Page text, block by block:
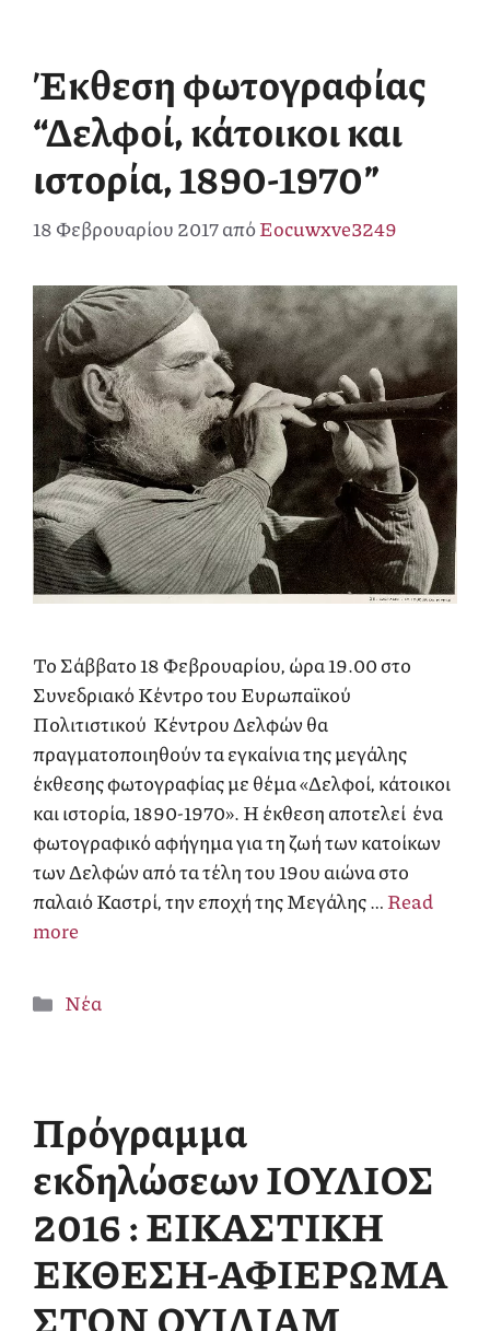
Έκθεση φωτογραφίας
“Δελφοί, κάτοικοι και
ιστορία, 1890-1970”
18 Φεβρουαρίου 2017απόEocuwxve3249
Το Σάββατο 18 Φεβρουαρίου, ώρα 19.00 στο
Συνεδριακό Κέντρο του Ευρωπαϊκού
Πολιτιστικού Κέντρου Δελφών θα
πραγματοποιηθούν τα εγκαίνια της μεγάλης
έκθεσης φωτογραφίας με θέμα «Δελφοί, κάτοικοι
και ιστορία, 1890-1970». Η έκθεση αποτελεί ένα
φωτογραφικό αφήγημα για τη ζωή των κατοίκων
των Δελφών από τα τέλη του 19ου αιώνα στο
παλαιό Καστρί, την εποχή της Μεγάλης …Read
more
Κατηγορίες
Νέα
Πρόγραμμα
εκδηλώσεων ΙΟΥΛΙΟΣ
2016 : ΕΙΚΑΣΤΙΚΗ
ΕΚΘΕΣΗ-ΑΦΙΕΡΩΜΑ
ΣΤΟΝ ΟΥΙΛΙΑΜ